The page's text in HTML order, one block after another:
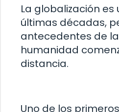
La globalización
últimas décadas,
antecedentes de
humanidad
distancia.
Uno de los